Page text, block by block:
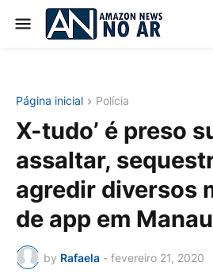
Página inicial Polícia
X-tudo’ é preso
assaltar,
agredir diversos
de app em
by Rafaela - fevereiro 21, 2020